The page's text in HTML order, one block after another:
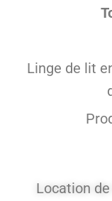
Linge de lit
Location